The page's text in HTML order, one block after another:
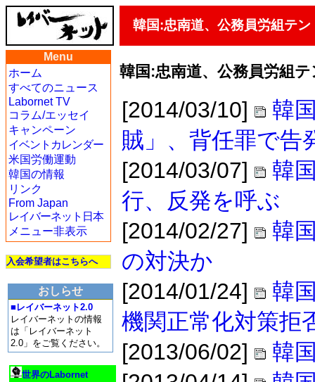
韓国:忠南道、公務員労組テ
Menu
ホーム
すべてのニュース
Labornet TV
コラム/エッセイ
キャンペーン
イベントカレンダー
米国労働運動
韓国の情報
リンク
From Japan
レイバーネット日本
メニュー非表示
入会希望者はこちらへ
おしらせ
■レイバーネット2.0
レイバーネットの情報
は「レイバーネット
2.0」をご覧ください。
世界のLabornet
韓国:忠南道、公務員労組
[2014/03/10]
韓
賊」、背任罪で告
[2014/03/07]
韓
行、反発を呼ぶ
[2014/02/27]
韓
の対決か
[2014/01/24]
韓
機関正常化対策拒
[2013/06/02]
韓